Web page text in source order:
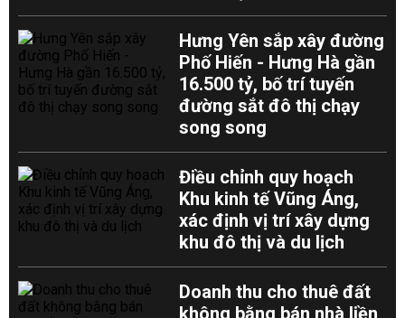
Hưng Yên sắp xây đường
Phố Hiến - Hưng Hà gần
16.500 tỷ, bố trí tuyến
đường sắt đô thị chạy
song song
Điều chỉnh quy hoạch
Khu kinh tế Vũng Áng,
xác định vị trí xây dựng
khu đô thị và du lịch
Doanh thu cho thuê đất
không bằng bán nhà liền